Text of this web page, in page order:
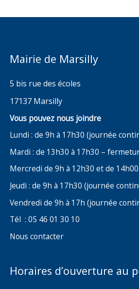
Mairie de Marsilly
5 bis rue des écoles
17137 Marsilly
Vous pouvez nous joindre
Lundi : de 9h à 17h30 (journée
Mardi : de 13h30 à 17h30 –
Mercredi de 9h à 12h30 et de
Jeudi : de 9h à 17h30 (journée
Vendredi de 9h à 17h (journée
Tél : 05 46 01 30 10
Nous contacter
Horaires d’ouverture au